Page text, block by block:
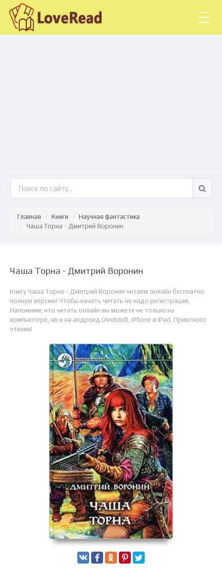
Главная Книги
Научная фантастика
Чаша Торна - Дмитрий Воронин
Чаша Торна - Дмитрий Воронин
Книгу Чаша Торна - Дмитрий Воронин читаем онлайн бесплатно
полную версию! Чтобы начать читать не надо регистрации.
Напомним, что читать онлайн вы можете не только на
компьютере, но и на андроид (Android), iPhone и iPad. Приятного
чтения!